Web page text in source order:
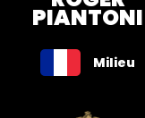
PIANTONI
Milieu